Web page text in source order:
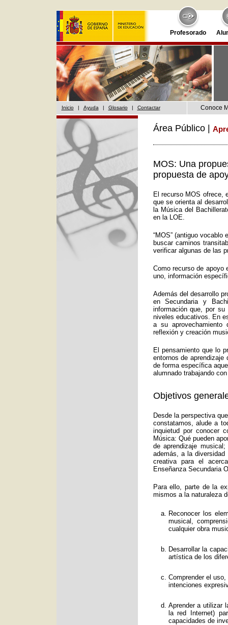
Profesorado
Inicio | Ayuda | Glosario | Contactar Conoce
Área Público |
MOS: Una
propuesta de
El recurso MOS ofrece,
que se orienta al
la Música del
en la LOE.
“MOS” (antiguo
buscar caminos
verificar algunas de las
Como recurso de
uno, información
Además del desarrollo
en Secundaria y
información que, por
niveles educativos. En
a su aprovechamiento
reflexión y creación
El pensamiento que lo
entornos de aprendizaje
de forma específica
alumnado trabajando
Objetivos
Desde la perspectiva
constatamos, alude a
inquietud por conocer
Música: Qué pueden
de aprendizaje
además, a la
creativa para el
Enseñanza Secundaria
Para ello, parte de la
mismos a la naturaleza
Reconocer los
musical,
cualquier obra
Desarrollar la
artística de los
Comprender el
intenciones
Aprender a utilizar
la red Internet)
capacidades de